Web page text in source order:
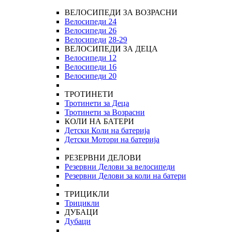
ВЕЛОСИПЕДИ ЗА ВОЗРАСНИ
Велосипеди 24
Велосипеди 26
Велосипеди 28-29
ВЕЛОСИПЕДИ ЗА ДЕЦА
Велосипеди 12
Велосипеди 16
Велосипеди 20
ТРОТИНЕТИ
Тротинети за Деца
Тротинети за Возрасни
КОЛИ НА БАТЕРИ
Детски Коли на батерија
Детски Мотори на батерија
РЕЗЕРВНИ ДЕЛОВИ
Резервни Делови за велосипеди
Резервни Делови за коли на батери
ТРИЦИКЛИ
Трицикли
ДУБАЦИ
Дубаци